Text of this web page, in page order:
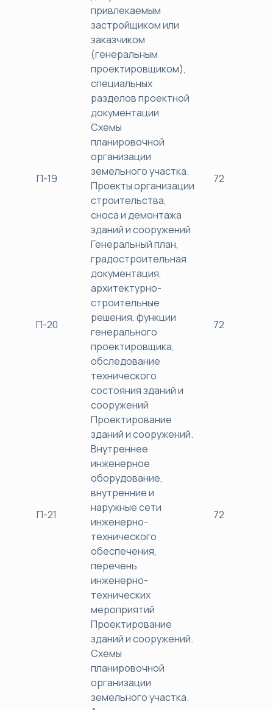
привлекаемым
застройщиком или
заказчиком
(генеральным
проектировщиком),
специальных
разделов проектной
документации
П-19
Схемы
планировочной
организации
земельного участка.
Проекты организации
строительства,
сноса и демонтажа
зданий и сооружений
72
П-20
Генеральный план,
градостроительная
документация,
архитектурно-
строительные
решения, функции
генерального
проектировщика,
обследование
технического
состояния зданий и
сооружений
72
П-21
Проектирование
зданий и сооружений.
Внутреннее
инженерное
оборудование,
внутренние и
наружные сети
инженерно-
технического
обеспечения,
перечень
инженерно-
технических
мероприятий
72
Проектирование
зданий и сооружений.
Схемы
планировочной
организации
земельного участка.